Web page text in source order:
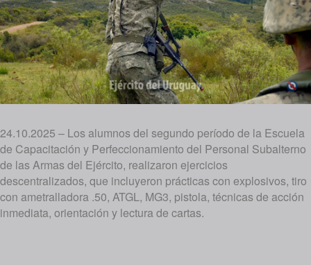
24.10.2025 – Los alumnos del segundo período de la Escuela
de Capacitación y Perfeccionamiento del Personal Subalterno
de las Armas del Ejército, realizaron ejercicios
descentralizados, que incluyeron prácticas con explosivos, tiro
con ametralladora .50, ATGL, MG3, pistola, técnicas de acción
inmediata, orientación y lectura de cartas.